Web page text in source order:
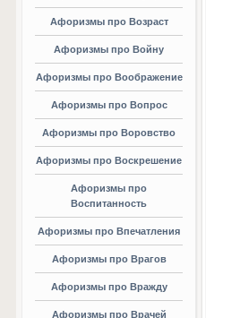
Афоризмы про Возраст
Афоризмы про Войну
Афоризмы про Воображение
Афоризмы про Вопрос
Афоризмы про Воровство
Афоризмы про Воскрешение
Афоризмы про
Воспитанность
Афоризмы про Впечатления
Афоризмы про Врагов
Афоризмы про Вражду
Афоризмы про Врачей